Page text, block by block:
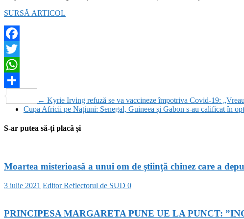
SURSĂ ARTICOL
Facebook
Twitter
WhatsApp
Partajează
← Kyrie Irving refuză se va vaccineze împotriva Covid-19:
Cupa Africii pe Națiuni: Senegal, Guineea și Gabon s-au calificat în
S-ar putea să-ți placă și
Moartea misterioasă a unui om de ştiinţă chinez care a
3 iulie 2021 Editor Reflectorul de SUD 0
PRINCIPESA MARGARETA PUNE UE LA PUNCT: